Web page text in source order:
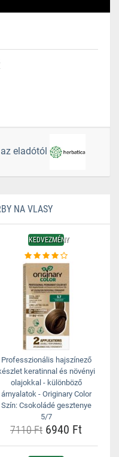
eladótól
NA VLASY
KEDVEZMÉNY
Professzionális hajszínező
keratinnal és növényi
olajokkal - különböző
árnyalatok - Originary Color
Szín: Csokoládé gesztenye
5/7
7110 Ft 6940 Ft